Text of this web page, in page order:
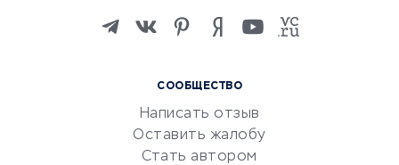
Изучение иностранных
Маркетинг и продажи
Репетиторство
Красота и здоровье
СООБЩЕСТВО
Написать отзыв
Оставить жалобу
Стать автором